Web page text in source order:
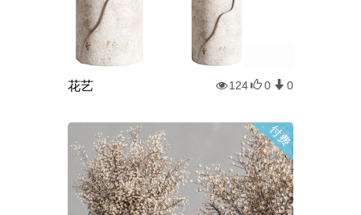
花艺 124 0 0